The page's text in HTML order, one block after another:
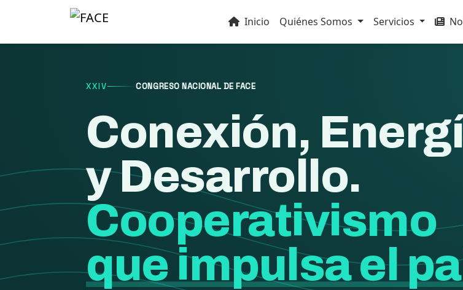
Inicio Quiénes Somos Servicios
XXIV CONGRESO NACIONAL DE FACE
Conexión,
y Desarrollo.
Cooperativismo
que impulsa el